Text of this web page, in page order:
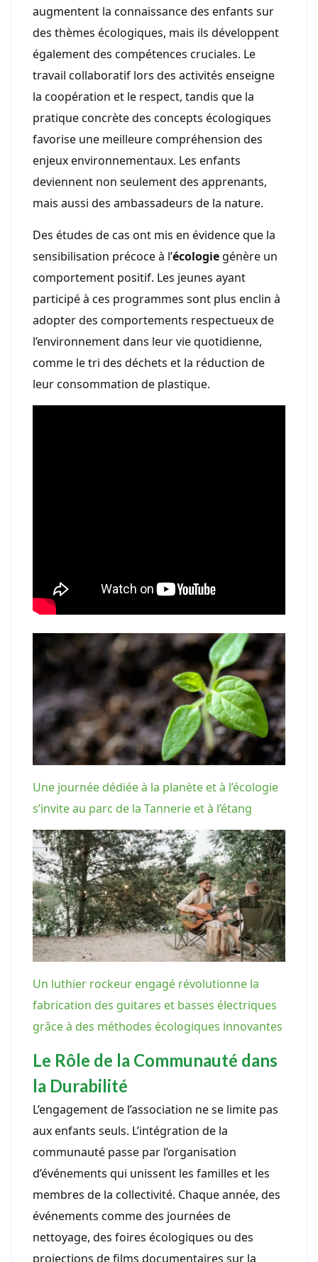
augmentent la connaissance des enfants sur
des thèmes écologiques, mais ils développent
également des compétences cruciales. Le
travail collaboratif lors des activités enseigne
la coopération et le respect, tandis que la
pratique concrète des concepts écologiques
favorise une meilleure compréhension des
enjeux environnementaux. Les enfants
deviennent non seulement des apprenants,
mais aussi des ambassadeurs de la nature.
Des études de cas ont mis en évidence que la
sensibilisation précoce à l’écologie génère un
comportement positif. Les jeunes ayant
participé à ces programmes sont plus enclin à
adopter des comportements respectueux de
l’environnement dans leur vie quotidienne,
comme le tri des déchets et la réduction de
leur consommation de plastique.
Une journée dédiée à la planète et à l’écologie
s’invite au parc de la Tannerie et à l’étang
Un luthier rockeur engagé révolutionne la
fabrication des guitares et basses électriques
grâce à des méthodes écologiques innovantes
Le Rôle de la Communauté dans
la Durabilité
L’engagement de l’association ne se limite pas
aux enfants seuls. L’intégration de la
communauté passe par l’organisation
d’événements qui unissent les familles et les
membres de la collectivité. Chaque année, des
événements comme des journées de
nettoyage, des foires écologiques ou des
projections de films documentaires sur la